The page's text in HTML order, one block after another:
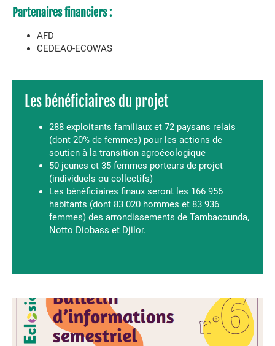
Partenaires financiers :
AFD
CEDEAO-ECOWAS
Les bénéficiaires du projet
288 exploitants familiaux et 72 paysans relais
(dont 20% de femmes) pour les actions de
soutien à la transition agroécologique
50 jeunes et 35 femmes porteurs de projet
(individuels ou collectifs)
Les bénéficiaires finaux seront les 166 956
habitants (dont 83 020 hommes et 83 936
femmes) des arrondissements de Tambacounda,
Notto Diobass et Djilor.